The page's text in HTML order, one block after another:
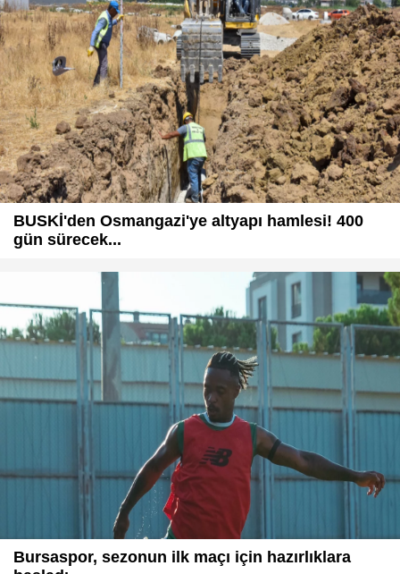
BUSKİ'den Osmangazi'ye altyapı hamlesi! 400
gün sürecek...
Bursaspor, sezonun ilk maçı için hazırlıklara